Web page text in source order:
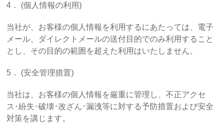
4． (個人情報の利用)
当社が、お客様の個人情報を利用するにあたっては、電子
メール、ダイレクトメールの送付目的でのみ利用すること
とし、その目的の範囲を超えた利用はいたしません。
5． (安全管理措置)
当社は、お客様の個人情報を厳重に管理し、不正アクセ
ス･紛失･破壊･改ざん･漏洩等に対する予防措置および安全
対策を講じます。